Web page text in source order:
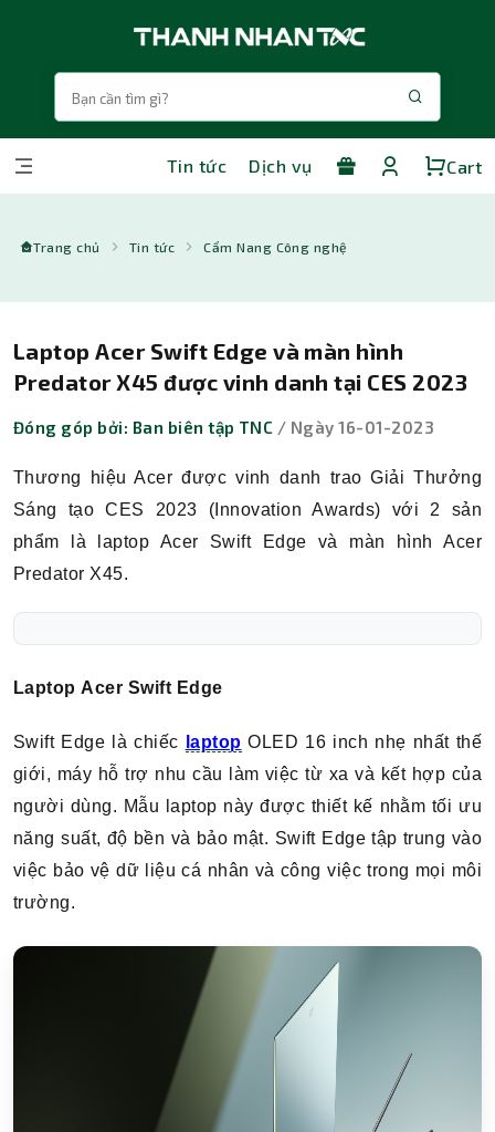
Tin tức Dịch vụ Cart
Trang chủ Tin tức Cẩm Nang Công nghệ
Laptop Acer Swift Edge và màn hình
Predator X45 được vinh danh tại CES 2023
Đóng góp bởi: Ban biên tập TNC / Ngày 16-01-2023
Thương hiệu Acer được vinh danh trao Giải Thưởng
Sáng tạo CES 2023 (Innovation Awards) với 2 sản
phẩm là laptop Acer Swift Edge và màn hình Acer
Predator X45.
Laptop Acer Swift Edge
Swift Edge là chiếc laptop OLED 16 inch nhẹ nhất thế
giới, máy hỗ trợ nhu cầu làm việc từ xa và kết hợp của
người dùng. Mẫu laptop này được thiết kế nhằm tối ưu
năng suất, độ bền và bảo mật. Swift Edge tập trung vào
việc bảo vệ dữ liệu cá nhân và công việc trong mọi môi
trường.